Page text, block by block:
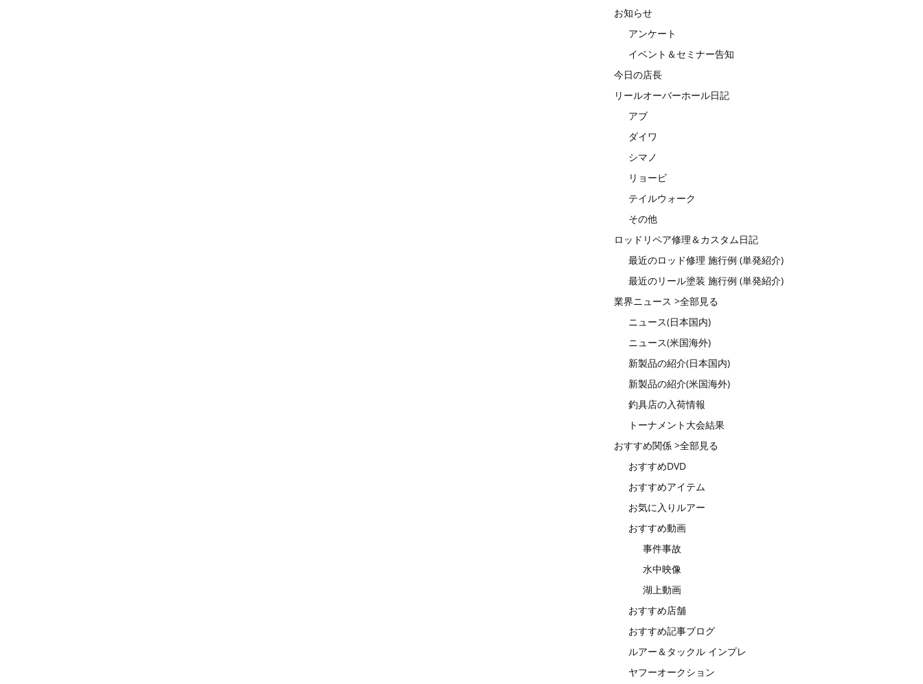
お知らせ
アンケート
イベント＆セミナー告知
今日の店長
リールオーバーホール日記
アブ
ダイワ
シマノ
リョービ
テイルウォーク
その他
ロッドリペア修理＆カスタム日記
最近のロッド修理 施行例 (単発紹介)
最近のリール塗装 施行例 (単発紹介)
業界ニュース >全部見る
ニュース(日本国内)
ニュース(米国海外)
新製品の紹介(日本国内)
新製品の紹介(米国海外)
釣具店の入荷情報
トーナメント大会結果
おすすめ関係 >全部見る
おすすめDVD
おすすめアイテム
お気に入りルアー
おすすめ動画
事件事故
水中映像
湖上動画
おすすめ店舗
おすすめ記事ブログ
ルアー＆タックル インプレ
ヤフーオークション